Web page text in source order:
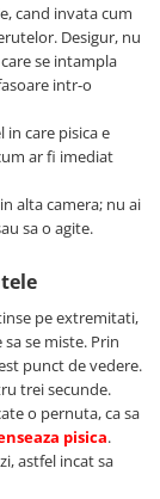
cand invata cum
Desigur, nu
se intampla
intr-o
care pisica e
ar fi imediat
alta camera; nu ai
sa o agite.
pe extremitati,
se miste. Prin
punct de vedere.
trei secunde.
o pernuta, ca sa
pisica.
astfel incat sa